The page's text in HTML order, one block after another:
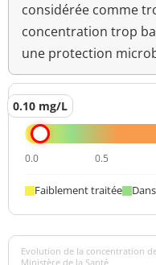
considérée comme
concentration trop
une protection
0.10 mg/L
0.0 0.5
Faiblement traitée
Evolution de la concentration
Ministère de la Santé